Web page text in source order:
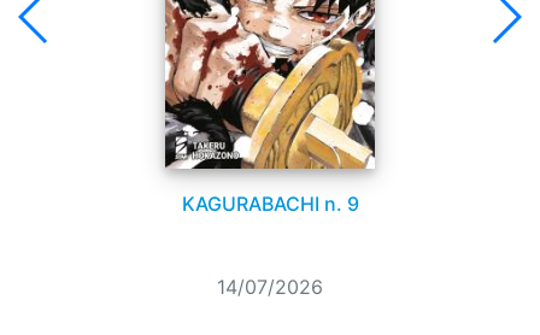
KAGURABACHI n. 9
14/07/2026